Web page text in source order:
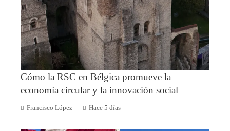
Cómo la RSC en Bélgica promueve la
economía circular y la innovación social
Francisco López Hace 5 días